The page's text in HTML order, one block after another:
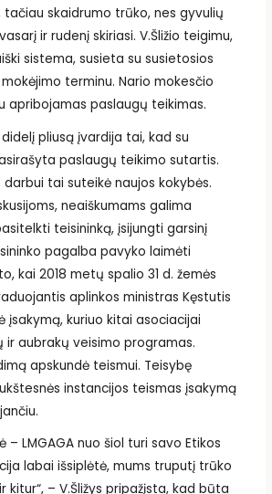
tačiau skaidrumo trūko, nes gyvulių
ir rudenį skiriasi. V.Šližio teigimu,
sistema, susieta su susietosios
terminu. Nario mokesčio
apribojamas paslaugų teikimas.
pliusą įvardija tai, kad su
paslaugų teikimo sutartis.
darbui tai suteikė naujos kokybės.
neaiškumams galima
teisininką, įsijungti garsinį
pagalba pavyko laimėti
kai 2018 metų spalio 31 d. žemės
aplinkos ministras Kęstutis
įsakymą, kuriuo kitai asociacijai
ir aubrakų veisimo programas.
apskundė teismui. Teisybę
instancijos teismas įsakymą
– LMGAGA nuo šiol turi savo Etikos
labai išsiplėtė, mums truputį trūko
kitur“, – V.Šližys pripažįsta, kad būta